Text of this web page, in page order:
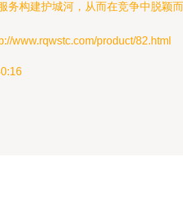
务构建护城河，从而在竞争中脱颖而
www.rqwstc.com/product/82.html